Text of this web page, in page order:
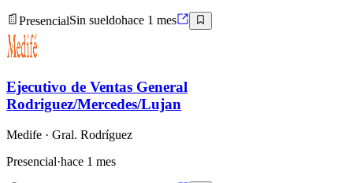
PresencialSin sueldohace 1 mes
Ejecutivo de Ventas General
Rodriguez/Mercedes/Lujan
Medife · Gral. Rodríguez
Presencial·hace 1 mes